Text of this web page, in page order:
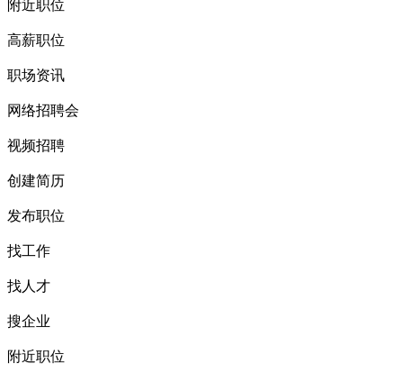
附近职位
高薪职位
职场资讯
网络招聘会
视频招聘
创建简历
发布职位
找工作
找人才
搜企业
附近职位